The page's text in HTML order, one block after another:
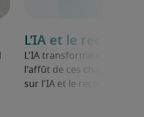
L’IA et le
L'IA transforme et
l'affût de ces
sur l'IA et le recrutement.